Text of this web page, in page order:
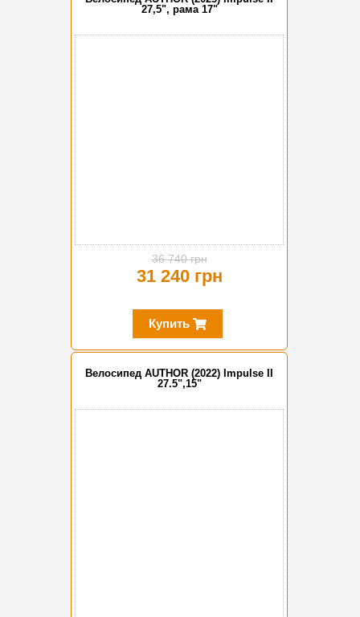
27,5", рама 17"
36 740 грн
31 240 грн
Купить
Велосипед AUTHOR (2022) Impulse II
27.5",15"